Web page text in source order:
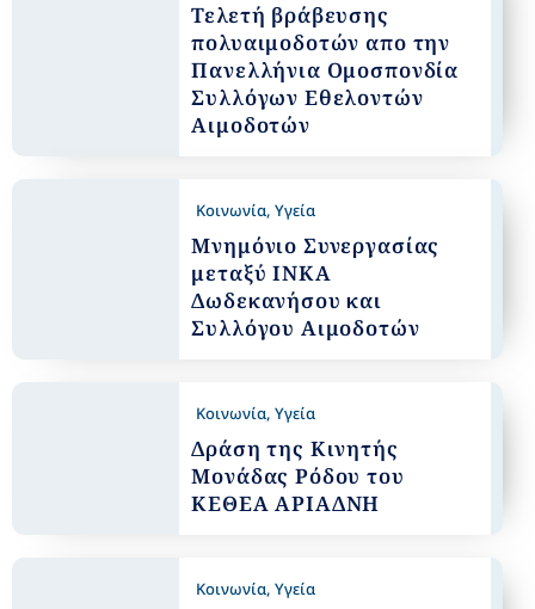
Τελετή βράβευσης
πολυαιμοδοτών απο την
Πανελλήνια Ομοσπονδία
Συλλόγων Εθελοντών
Αιμοδοτών
Κοινωνία,Υγεία
Μνημόνιο Συνεργασίας
μεταξύ ΙΝΚΑ
Δωδεκανήσου και
Συλλόγου Αιμοδοτών
Κοινωνία,Υγεία
Δράση της Κινητής
Μονάδας Ρόδου του
ΚΕΘΕΑ ΑΡΙΑΔΝΗ
Κοινωνία,Υγεία